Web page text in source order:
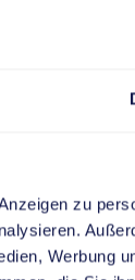
zu
Werbung